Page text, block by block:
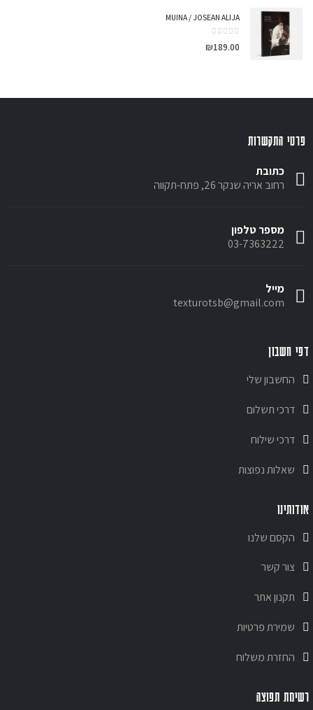
MUINA / JOSEAN ALIJA
₪189.00
פרטי התקשרות
כתובת
רחוב אריה שנקר 26, פתח-תקווה
מספר טלפון
03-7363222
מייל
texturotsb@gmail.com
דפי חשבון
החשבון שלי
דרכי תשלום
דרכי שילוח
שאלות נפוצות
אודותינו
הקסם שלנו
צור קשר
תקנון אתר
שמירת פרטיות
החזרת משלוח
רשימת תפוצה